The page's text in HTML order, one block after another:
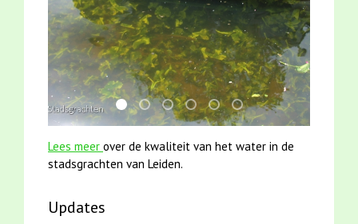
mei2021 1 snoekje elly
mei2021 watervogelmethode fuut met
smoelenboek fifi en karper
jun2021 zaklv 5 snoekje MOOI
karper met kattenklimtouw
jun2021 28 brasem
Lees meer over de kwaliteit van het water in de
stadsgrachten van Leiden.
Updates